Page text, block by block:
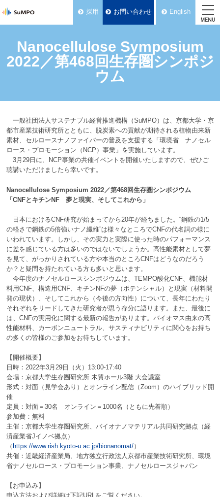
採用 お問い合わせ English
MENU
Nanocellulose Symposium
2022／第468回生存圏シンポジ
ウム
一般社団法人サステナブル経営推進機構（SuMPO）は、京都大学・京
都市産業技術研究所とともに、脱炭素への貢献が期待される植物由来新
素材、セルロースナノファイバーの普及を支援する「環境省 ナノセル
ロース・プロモーション（ NCP ）事業」を実施しています。
3月 29日に、 NCP事業の共催イベントを開催いたしますので、ぜひご
聴講いただけましたら幸いです。
Nanocellulose Symposium 2022／第468回生存圏シンポジウム
「 CNFとキチンNF夢と現実、そしてこれから」
日本におけるCNF研究が始まってから20年が経ちました。 “鋼鉄の1/5
の軽さで鋼鉄の5倍強いナノ繊維”は様々なところでCNFの代名詞の様に
いわれています。しかし、その実力と実際に使った時のパフォーマンス
に差を感じている方は多いのではないでしょうか。高性能素材として夢
を見て、がっかりされている方や本当のところCNFはどうなのだろう
か？と疑問を持たれている方も多いと思います。
今年度のナノセルロースシンポジウムは、 TEMPO酸化CNF、機能材
料用CNF、構造用CNF、キチン NFの夢（ポテンシャル）と現実（材料開
発の現状）、そしてこれから（今後の方向性）について、長年にわたり
それぞれをリードしてきた研究者が思う存分に語ります。また、最後に
は、 CNFの実用化に関する最新の報告があります。バイオマス由来の高
性能材料、カーボンニュートラル、サスティナビリティに関心をお持ち
の多くの皆様のご参加をお待ちしています。
【開催概要】
日時：2022年3月 29日（火） 13:00-17:40
会場：京都大学生存圏研究所 木質ホール3階 大会議室
形式：対面（見学会あり）とオンライン配信（Zoom ）のハイブリッド開
催
定員：対面＝ 30名 オンライン＝ 1000名（ともに先着順）
参加費：無料
主催：京都大学生存圏研究所、バイオナノマテリアル共同研究拠点（経
済産業省Jイノベ拠点）
（ https://www.rish.kyoto-u.ac.jp/bionanomat/）
共催：近畿経済産業局、地方独立行政法人京都市産業技術研究所、 環境
省ナノセルロース・プロモーション事業、ナノセルロースジャパン
【お申込み】
申込方法および詳細は下記URLをご覧ください。